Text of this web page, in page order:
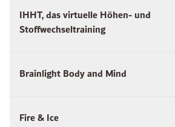
IHHT, das virtuelle Höhen- und
Stoffwechseltraining
Brainlight Body and Mind
Fire & Ice